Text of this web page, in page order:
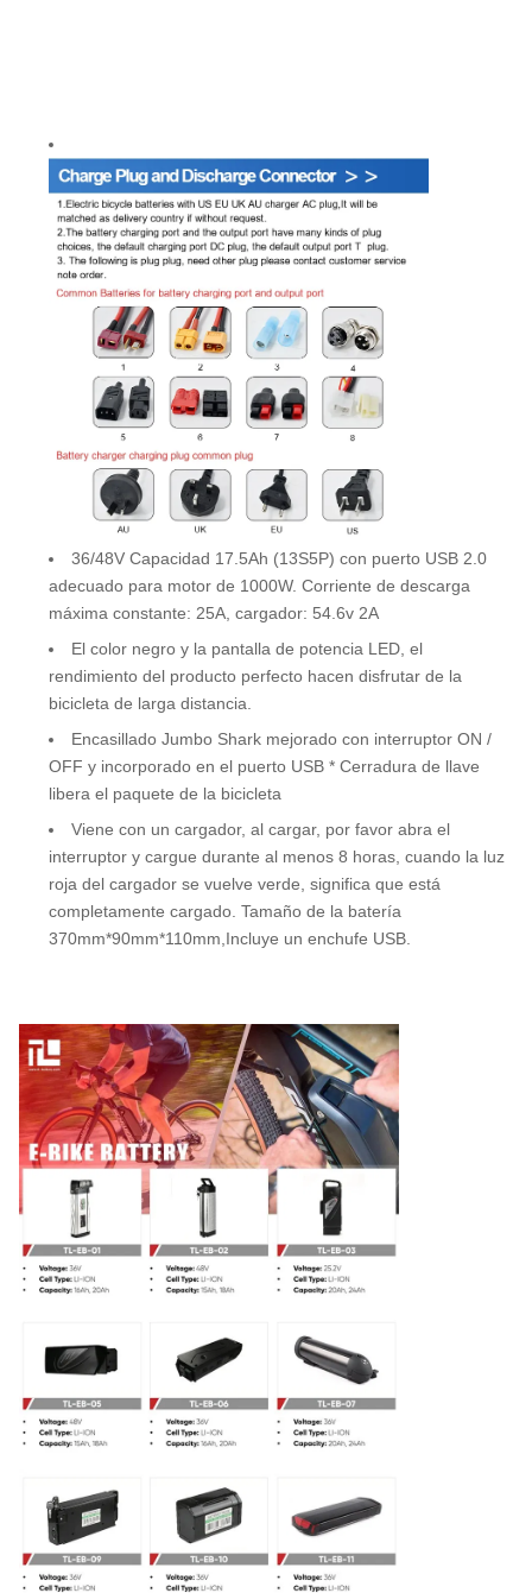
36/48V Capacidad 17.5Ah (13S5P) con puerto USB 2.0
adecuado para motor de 1000W. Corriente de descarga
máxima constante: 25A, cargador: 54.6v 2A
El color negro y la pantalla de potencia LED, el
rendimiento del producto perfecto hacen disfrutar de la
bicicleta de larga distancia.
Encasillado Jumbo Shark mejorado con interruptor ON /
OFF y incorporado en el puerto USB * Cerradura de llave
libera el paquete de la bicicleta
Viene con un cargador, al cargar, por favor abra el
interruptor y cargue durante al menos 8 horas, cuando la luz
roja del cargador se vuelve verde, significa que está
completamente cargado. Tamaño de la batería
370mm*90mm*110mm,Incluye un enchufe USB.